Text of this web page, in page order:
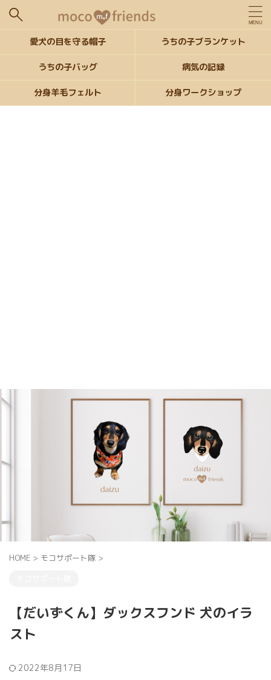
愛犬の目を守る帽子 うちの子ブランケット
うちの子バッグ 病気の記録
分身羊毛フェルト 分身ワークショップ
HOME > モコサポート隊 >
【だいずくん】ダックスフンド 犬のイラ
スト
2022年8月17日